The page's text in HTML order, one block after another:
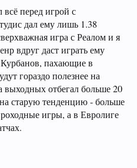
перед игрой с
дал ему лишь 1.38
игра с Реалом и я
вдруг даст играть ему
пахающие в
гораздо полезнее на
отбегал больше 20
старую тенденцию - больше
игры, а в Евролиге